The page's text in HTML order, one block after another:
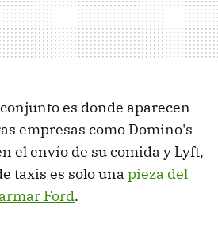
es donde aparecen
empresas como Domino's
el envío de su comida y Lyft,
taxis es solo una pieza del
Ford.